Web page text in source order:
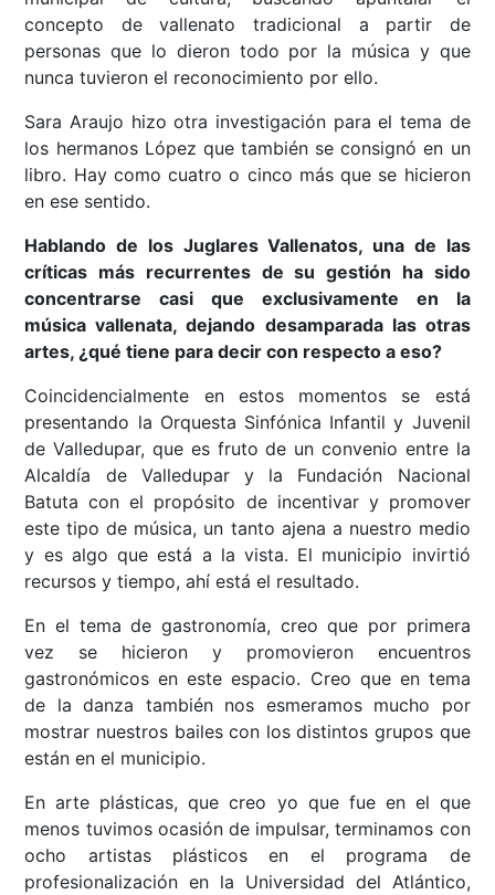
concepto de vallenato tradicional a partir de
personas que lo dieron todo por la música y que
nunca tuvieron el reconocimiento por ello.
Sara Araujo hizo otra investigación para el tema de
los hermanos López que también se consignó en un
libro. Hay como cuatro o cinco más que se hicieron
en ese sentido.
Hablando de los Juglares Vallenatos, una de las
críticas más recurrentes de su gestión ha sido
concentrarse casi que exclusivamente en la
música vallenata, dejando desamparada las otras
artes, ¿qué tiene para decir con respecto a eso?
Coincidencialmente en estos momentos se está
presentando la Orquesta Sinfónica Infantil y Juvenil
de Valledupar, que es fruto de un convenio entre la
Alcaldía de Valledupar y la Fundación Nacional
Batuta con el propósito de incentivar y promover
este tipo de música, un tanto ajena a nuestro medio
y es algo que está a la vista. El municipio invirtió
recursos y tiempo, ahí está el resultado.
En el tema de gastronomía, creo que por primera
vez se hicieron y promovieron encuentros
gastronómicos en este espacio. Creo que en tema
de la danza también nos esmeramos mucho por
mostrar nuestros bailes con los distintos grupos que
están en el municipio.
En arte plásticas, que creo yo que fue en el que
menos tuvimos ocasión de impulsar, terminamos con
ocho artistas plásticos en el programa de
profesionalización en la Universidad del Atlántico,